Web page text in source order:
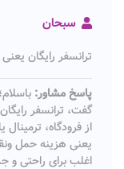
سبحان
ترانسفر رایگان
پاسخ مشاور:
گفت، ترانسفر
از فرودگاه،
یعنی هزینه حمل‌
اغلب برای راحتی و